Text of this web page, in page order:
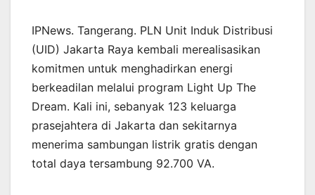
IPNews. Tangerang. PLN Unit Induk Distribusi
(UID) Jakarta Raya kembali merealisasikan
komitmen untuk menghadirkan energi
berkeadilan melalui program Light Up The
Dream. Kali ini, sebanyak 123 keluarga
prasejahtera di Jakarta dan sekitarnya
menerima sambungan listrik gratis dengan
total daya tersambung 92.700 VA.